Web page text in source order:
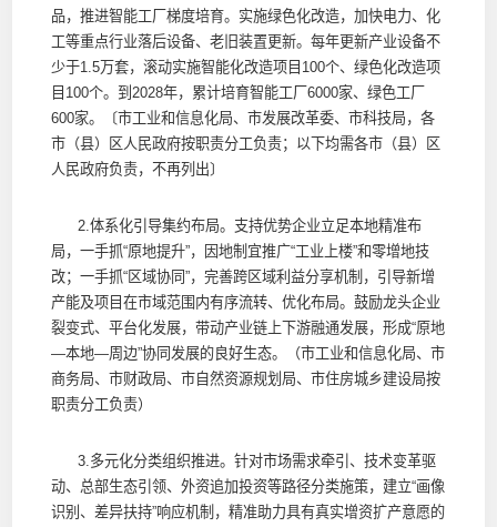
品，推进智能工厂梯度培育。实施绿色化改造，加快电力、化
工等重点行业落后设备、老旧装置更新。每年更新产业设备不
少于1.5万套，滚动实施智能化改造项目100个、绿色化改造项
目100个。到2028年，累计培育智能工厂6000家、绿色工厂
600家。〔市工业和信息化局、市发展改革委、市科技局，各
市（县）区人民政府按职责分工负责；以下均需各市（县）区
人民政府负责，不再列出〕
2.体系化引导集约布局。支持优势企业立足本地精准布
局，一手抓“原地提升”，因地制宜推广“工业上楼”和零增地技
改；一手抓“区域协同”，完善跨区域利益分享机制，引导新增
产能及项目在市域范围内有序流转、优化布局。鼓励龙头企业
裂变式、平台化发展，带动产业链上下游融通发展，形成“原地
—本地—周边”协同发展的良好生态。（市工业和信息化局、市
商务局、市财政局、市自然资源规划局、市住房城乡建设局按
职责分工负责）
3.多元化分类组织推进。针对市场需求牵引、技术变革驱
动、总部生态引领、外资追加投资等路径分类施策，建立“画像
识别、差异扶持”响应机制，精准助力具有真实增资扩产意愿的